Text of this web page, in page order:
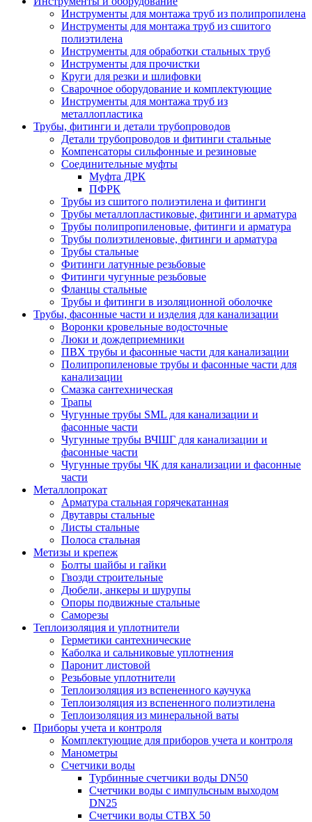
Инструменты для монтажа труб из полипропилена
Инструменты для монтажа труб из сшитого
полиэтилена
Инструменты для обработки стальных труб
Инструменты для прочистки
Круги для резки и шлифовки
Сварочное оборудование и комплектующие
Инструменты для монтажа труб из
металлопластика
Трубы, фитинги и детали трубопроводов
Детали трубопроводов и фитинги стальные
Компенсаторы сильфонные и резиновые
Соединительные муфты
Муфта ДРК
ПФРК
Трубы из сшитого полиэтилена и фитинги
Трубы металлопластиковые, фитинги и арматура
Трубы полипропиленовые, фитинги и арматура
Трубы полиэтиленовые, фитинги и арматура
Трубы стальные
Фитинги латунные резьбовые
Фитинги чугунные резьбовые
Фланцы стальные
Трубы и фитинги в изоляционной оболочке
Трубы, фасонные части и изделия для канализации
Воронки кровельные водосточные
Люки и дождеприемники
ПВХ трубы и фасонные части для канализации
Полипропиленовые трубы и фасонные части для
канализации
Смазка сантехническая
Трапы
Чугунные трубы SML для канализации и
фасонные части
Чугунные трубы ВЧШГ для канализации и
фасонные части
Чугунные трубы ЧК для канализации и фасонные
части
Металлопрокат
Арматура стальная горячекатанная
Двутавры стальные
Листы стальные
Полоса стальная
Метизы и крепеж
Болты шайбы и гайки
Гвозди строительные
Дюбели, анкеры и шурупы
Опоры подвижные стальные
Саморезы
Теплоизоляция и уплотнители
Герметики сантехнические
Каболка и сальниковые уплотнения
Паронит листовой
Резьбовые уплотнители
Теплоизоляция из вспененного каучука
Теплоизоляция из вспененного полиэтилена
Теплоизоляция из минеральной ваты
Приборы учета и контроля
Комплектующие для приборов учета и контроля
Манометры
Счетчики воды
Турбинные счетчики воды DN50
Счетчики воды с импульсным выходом
DN25
Счетчики воды СТВХ 50